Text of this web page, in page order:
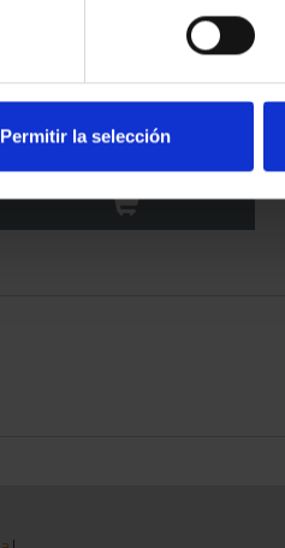
Permitir la selección
CIUDADES PATRIMONIO III -
73,00 €